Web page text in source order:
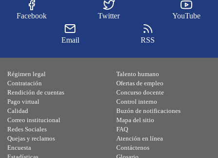
Facebook Twitter YouTube
Email RSS
Régimen legal
Contratación
Rendición de cuentas
Pago virtual
Calidad
Talento humano
Ofertas de empleo
Concurso docente
Control interno
Buzón de notificaciones
Correo institucional
Redes Sociales
Quejas y reclamos
Encuesta
Mapa del sitio
FAQ
Atención en línea
Contáctenos